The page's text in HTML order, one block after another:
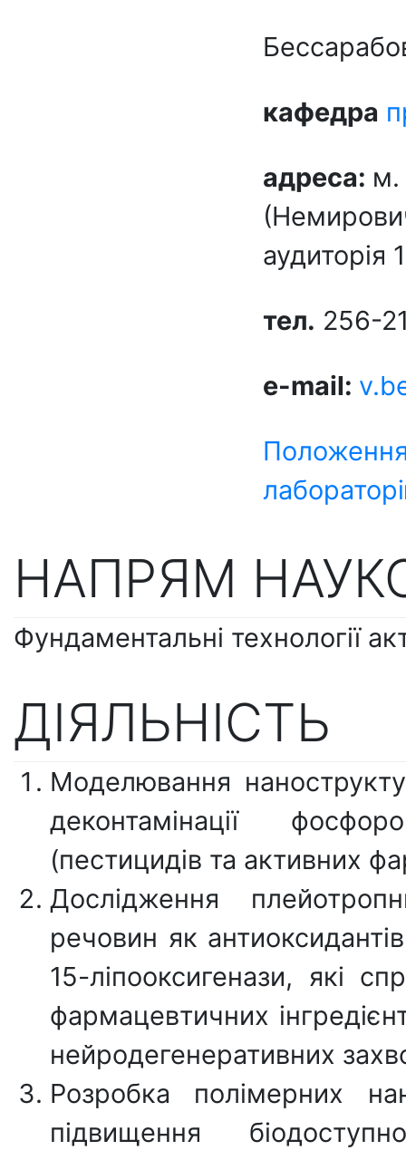
кафедра
адреса: м.
аудиторія
тел. 256-
e-mail:
НАПРЯМ
Фундаментальні технології
ДІЯЛЬНІСТЬ
Моделювання
деконтамінації
(пестицидів та активних
Дослідження
речовин як
15-ліпооксигенази, які
фармацевтичних
нейродегенеративних
Розробка полімерних
підвищення